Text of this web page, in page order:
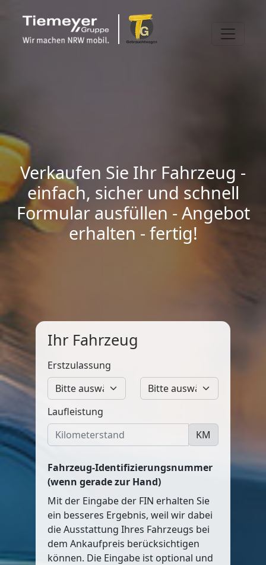
Verkaufen Sie Ihr Fahrzeug -
einfach, sicher und schnell
Formular ausfüllen - Angebot
erhalten - fertig!
Ihr Fahrzeug
Erstzulassung
Laufleistung
KM
Fahrzeug-Identifizierungsnummer
(wenn gerade zur Hand)
Mit der Eingabe der FIN erhalten Sie
ein besseres Ergebnis, weil wir dabei
die Ausstattung Ihres Fahrzeugs bei
dem Ankaufpreis berücksichtigen
können. Die Eingabe ist optional und